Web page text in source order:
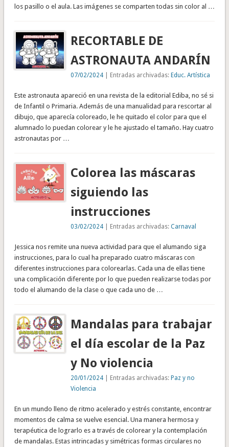
los pasillo o el aula. Las imágenes se comparten todas sin color al …
RECORTABLE DE
ASTRONAUTA ANDARÍN
07/02/2024 | Entradas archivadas:Educ. Artística
Este astronauta apareció en una revista de la editorial Ediba, no sé si
de Infantil o Primaria. Además de una manualidad para rescortar al
dibujo, que aparecía coloreado, le he quitado el color para que el
alumnado lo puedan colorear y le he ajustado el tamaño. Hay cuatro
astronautas por …
Colorea las máscaras
siguiendo las
instrucciones
03/02/2024 | Entradas archivadas:Carnaval
Jessica nos remite una nueva actividad para que el alumando siga
instrucciones, para lo cual ha preparado cuatro máscaras con
diferentes instrucciones para colorearlas. Cada una de ellas tiene
una complicación diferente por lo que pueden realizarse todas por
todo el alumando de la clase o que cada uno de …
Mandalas para trabajar
el día escolar de la Paz
y No violencia
20/01/2024 | Entradas archivadas:Paz y no
Violencia
En un mundo lleno de ritmo acelerado y estrés constante, encontrar
momentos de calma se vuelve esencial. Una manera hermosa y
terapéutica de lograrlo es a través de colorear y la contemplación
de mandalas. Estas intrincadas y simétricas formas circulares no